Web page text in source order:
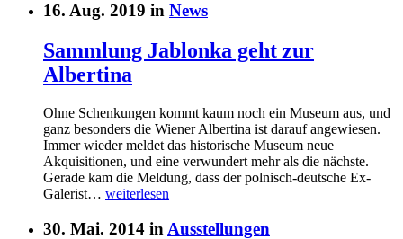
16. Aug. 2019 in News
Sammlung Jablonka geht zur
Albertina
Ohne Schenkungen kommt kaum noch ein Museum aus, und
ganz besonders die Wiener Albertina ist darauf angewiesen.
Immer wieder meldet das historische Museum neue
Akquisitionen, und eine verwundert mehr als die nächste.
Gerade kam die Meldung, dass der polnisch-deutsche Ex-
Galerist… weiterlesen
30. Mai. 2014 in Ausstellungen